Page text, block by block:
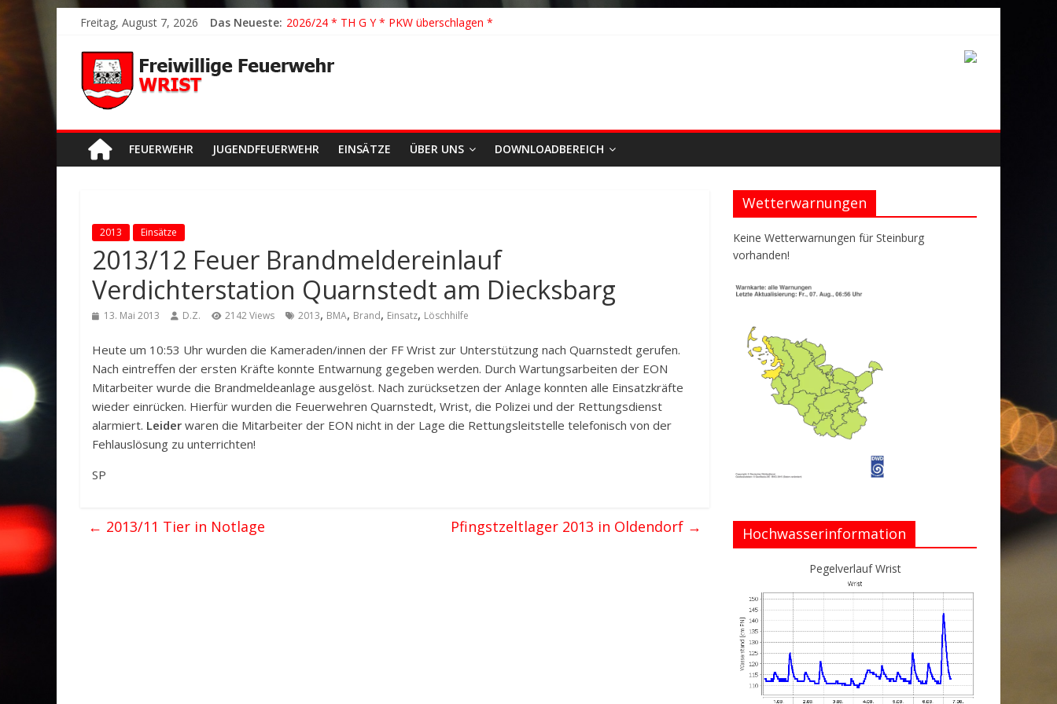
Freitag, August 7, 2026 Das Neueste: 2026/21 Löschhilfe * FEU WALD * Feuer/Rauchentwicklung * Föhrden-Barl *
2026/24 * TH G Y * PKW überschlagen *
2026/22 TH Y * VU * 1 Person klemmt * Hingstheide
FEUERWEHR JUGENDFEUERWEHR EINSÄTZE ÜBER UNS DOWNLOADBEREICH
2013 Einsätze
2013/12 Feuer Brandmeldereinlauf
Verdichterstation Quarnstedt am Diecksbarg
13. Mai 2013 D.Z. 2142 Views 2013, BMA, Brand, Einsatz, Löschhilfe
Heute um 10:53 Uhr wurden die Kameraden/innen der FF Wrist zur Unterstützung nach Quarnstedt gerufen.
Nach eintreffen der ersten Kräfte konnte Entwarnung gegeben werden. Durch Wartungsarbeiten der EON
Mitarbeiter wurde die Brandmeldeanlage ausgelöst. Nach zurücksetzen der Anlage konnten alle Einsatzkräfte
wieder einrücken. Hierfür wurden die Feuerwehren Quarnstedt, Wrist, die Polizei und der Rettungsdienst
alarmiert. Leider waren die Mitarbeiter der EON nicht in der Lage die Rettungsleitstelle telefonisch von der
Fehlauslösung zu unterrichten!
SP
← 2013/11 Tier in Notlage Pfingstzeltlager 2013 in Oldendorf →
Wetterwarnungen
Keine Wetterwarnungen für Steinburg
vorhanden!
Hochwasserinformation
Pegelverlauf Wrist